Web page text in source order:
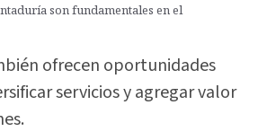
son fundamentales en el
ofrecen oportunidades
servicios y agregar valor